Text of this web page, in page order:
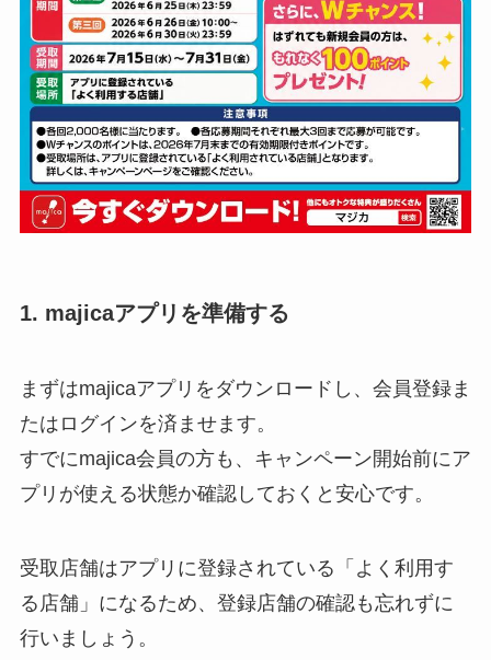
1. majicaアプリを準備する
まずはmajicaアプリをダウンロードし、会員登録ま
たはログインを済ませます。
すでにmajica会員の方も、キャンペーン開始前にア
プリが使える状態か確認しておくと安心です。
受取店舗はアプリに登録されている「よく利用す
る店舗」になるため、登録店舗の確認も忘れずに
行いましょう。